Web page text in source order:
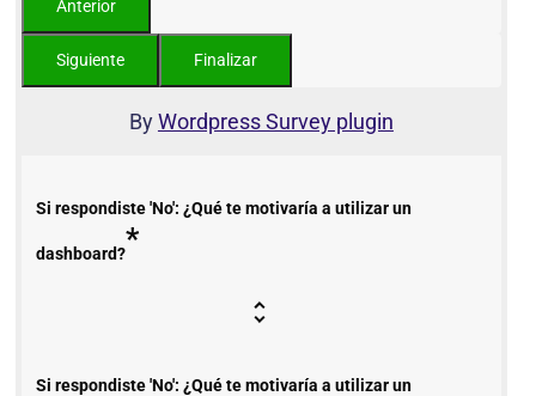
ByWordpress Survey plugin
Si respondiste 'No': ¿Qué te motivaría a utilizar un
dashboard?*
Si respondiste 'No': ¿Qué te motivaría a utilizar un